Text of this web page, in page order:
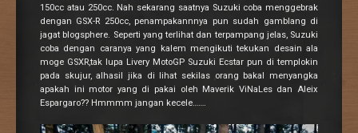
150cc atau 250cc. Nah sekarang saatnya Suzuki coba menggebrak
dengan GSX-R 250cc, penampakannnya pun sudah gamblang di
jagat blogsphere. Seperti yang terlihat dan terpampang jelas, Suzuki
coba dengan caranya yang kalem mengikuti tekukan desain ala
moge GSXR,tak lupa Livery MotoGP Suzuki Ecstar pun di templokin
pada skujur, alhasil jika di lihat sekilas orang bakal menyangka
apakah ini motor yang di pakai oleh Maverik ViNaLes dan Aleix
Espargaro?? Hmmmm jangan kecele…….